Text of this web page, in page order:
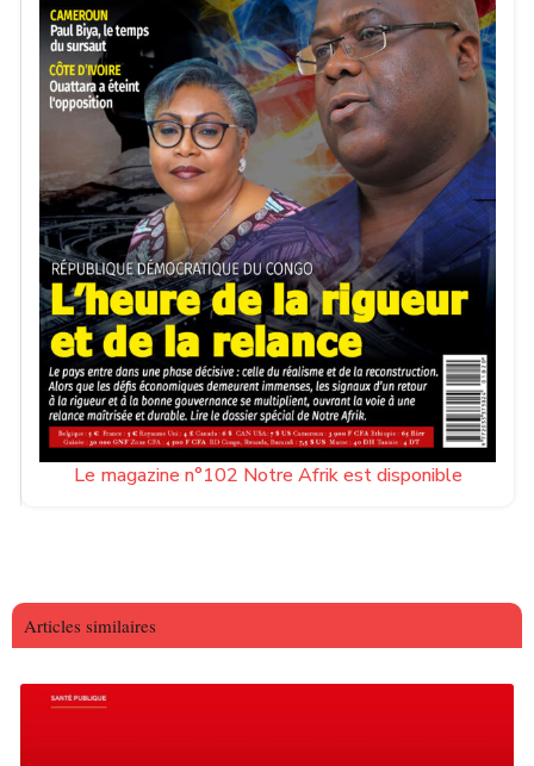
Le magazine n°102 Notre Afrik est disponible
Articles similaires